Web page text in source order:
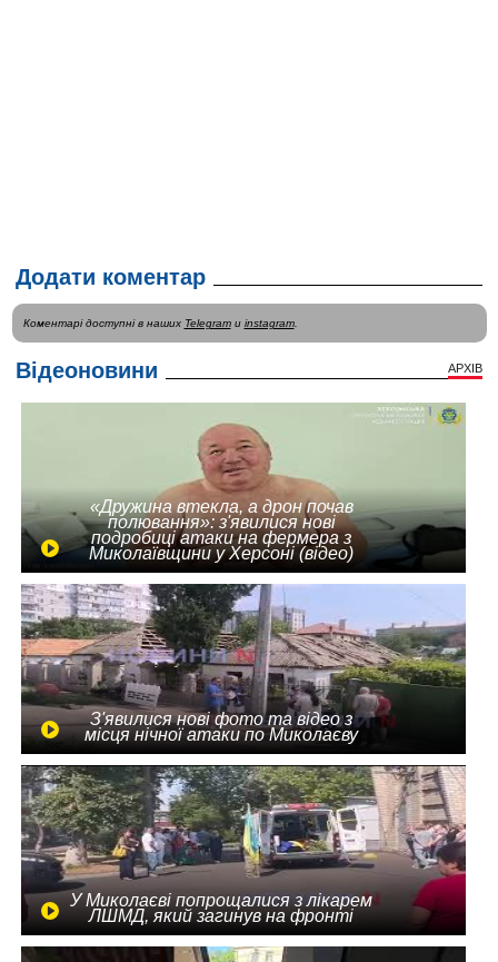
Додати коментар
Коментарі доступні в наших Telegramи instagram.
Відеоновини АРХІВ
«Дружина втекла, а дрон почав
полювання»: з'явилися нові
подробиці атаки на фермера з
Миколаївщини у Херсоні (відео)
З'явилися нові фото та відео з
місця нічної атаки по Миколаєву
У Миколаєві попрощалися з лікарем
ЛШМД, який загинув на фронті